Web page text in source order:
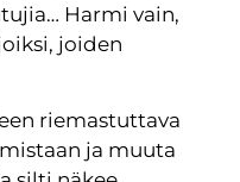
Harmi vain,
joiden
riemastuttava
ja muuta